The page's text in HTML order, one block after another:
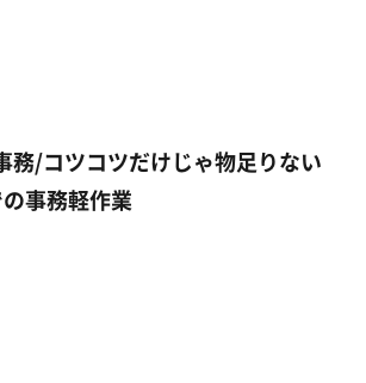
務/コツコツだけじゃ物足りない
事務軽作業